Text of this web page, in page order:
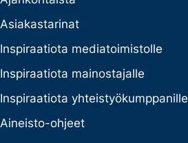
Asiakastarinat
Inspiraatiota mediatoimistolle
Inspiraatiota mainostajalle
Inspiraatiota yhteistyökumppanille
Aineisto-ohjeet